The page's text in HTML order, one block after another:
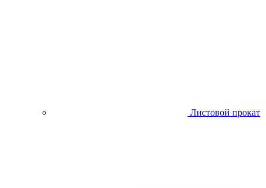
Листовой прокат